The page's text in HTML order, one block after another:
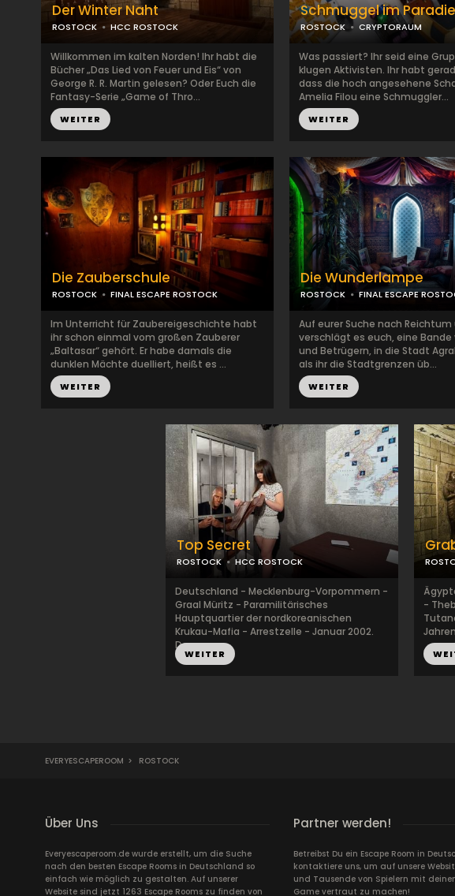
Der Winter Naht
ROSTOCK HCC ROSTOCK
Willkommen im kalten Norden! Ihr habt die
Bücher „Das Lied von Feuer und Eis“ von
George R. R. Martin gelesen? Oder Euch die
Fantasy-Serie „Game of Thro...
WEITER
Schmuggel im
ROSTOCK CRYPTORAUM
Was passiert? Ihr seid eine
klugen Aktivisten. Ihr habt
dass die hoch angesehene
Amelia Filou eine Schmuggler...
WEITER
Die Zauberschule
ROSTOCK FINAL ESCAPE ROSTOCK
Im Unterricht für Zaubereigeschichte habt
ihr schon einmal vom großen Zauberer
„Baltasar“ gehört. Er habe damals die
dunklen Mächte duelliert, heißt es ...
WEITER
Die Wunderlampe
ROSTOCK FINAL ESCAPE
Auf eurer Suche nach
verschlägt es euch, eine Bande
und Betrügern, in die Stadt
als ihr die Stadtgrenzen üb...
WEITER
Top Secret
ROSTOCK HCC ROSTOCK
Deutschland - Mecklenburg-Vorpommern -
Graal Müritz - Paramilitärisches
Hauptquartier der nordkoreanischen
Krukau-Mafia - Arrestzelle - Januar 2002.
Der...
WEITER
-
EVERYESCAPEROOM > ROSTOCK
Über Uns
Everyescaperoom.de wurde erstellt, um die Suche
nach den besten Escape Rooms in Deutschland so
einfach wie möglich zu gestalten. Auf unserer
Website sind jetzt 1263 Escape Rooms zu finden von
Partner werden!
Betreibst Du ein Escape Room in
kontaktiere uns, um auf unsere
und Tausende von Spielern mit
Game vertraut zu machen!